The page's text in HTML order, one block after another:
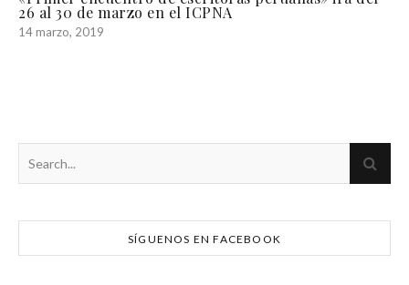
26 al 30 de marzo en el ICPNA
14 marzo, 2019
SÍGUENOS EN FACEBOOK